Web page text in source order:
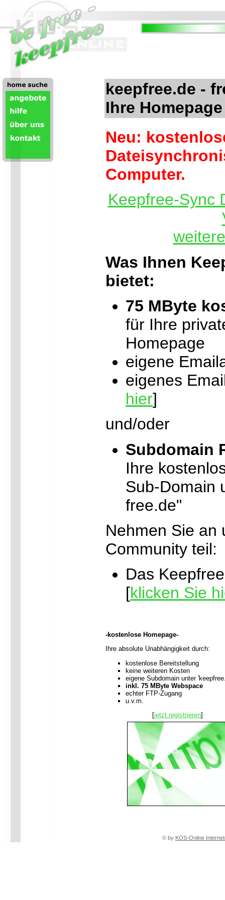
keepfree.de -
Ihre Homepage
Neu:
Computer.
Keepfree-Sync
Was Ihnen
bietet:
75 MByte
für Ihre
Homepage
eigene
eigenes
hier]
und/oder
Subdomain
Ihre
Sub-Domain
free.de"
Nehmen Sie an
Community teil:
Das
[klicken Sie
-kostenlose Homepage-
Ihre absolute Unabhängigkeit durch:
kostenlose Bereitstellung
keine weiteren Kosten
eigene Subdomain unter
inkl. 75 MByte Webspace
echter FTP-Zugang
u.v.m.
[jetzt registrieren]
© by KOS-Online